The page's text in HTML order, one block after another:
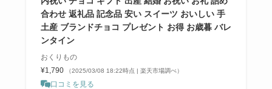
合わせ 返礼品 記念品 安い スイーツ おいしい 手
土産 ブランドチョコ プレゼント お得 お歳暮 バレ
ンタイン
おくりもの
¥1,790
（2025/03/08 18:22時点 | 楽天市場調べ）
口コミを見る